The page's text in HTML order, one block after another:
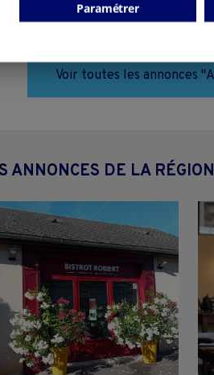
Voir toutes les annonces
ANNONCES DE LA
Paramétrer